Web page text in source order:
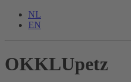
NL
EN
OKKLUpetz